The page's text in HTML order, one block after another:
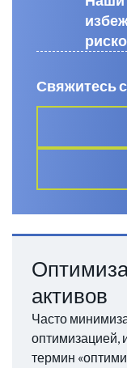
Свяжитесь
активов
Часто
оптимизацией,
термин